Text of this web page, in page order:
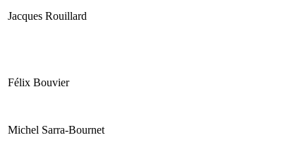
Jacques Rouillard
Félix Bouvier
Michel Sarra-Bournet